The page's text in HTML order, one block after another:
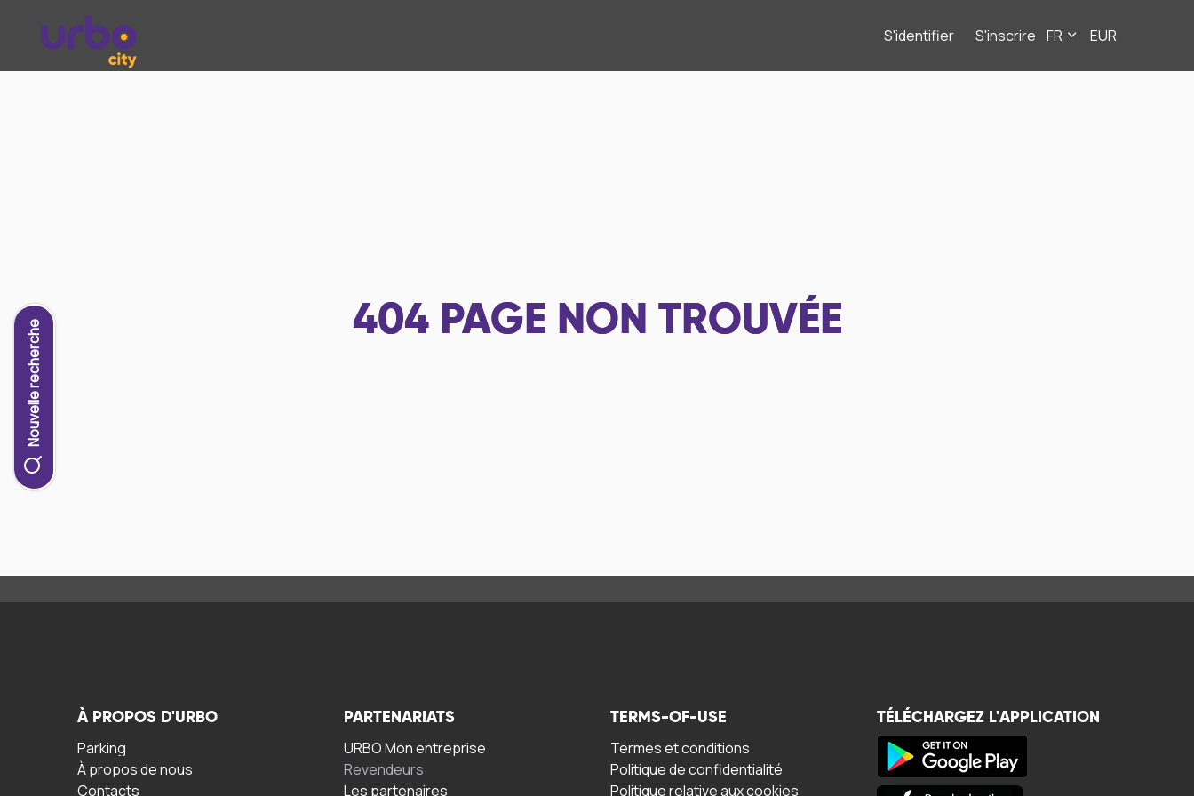
S'identifier S'inscrire FR EUR
Nouvelle recherche 404 PAGE NON TROUVÉE
À PROPOS D'URBO
Parking
À propos de nous
Contacts
PARTENARIATS
URBO Mon entreprise
Revendeurs
Les partenaires
TERMS-OF-USE
Termes et conditions
Politique de confidentialité
Politique relative aux cookies
TÉLÉCHARGEZ L'APPLICATION